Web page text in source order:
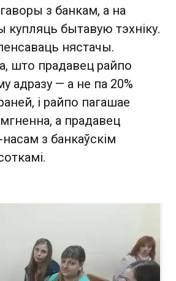
з банкам, а на
купляць бытавую тэхніку.
нястачы.
што прадавец райпо
адразу — а не па 20%
і райпо пагашае
а прадавец
з банкаўскім